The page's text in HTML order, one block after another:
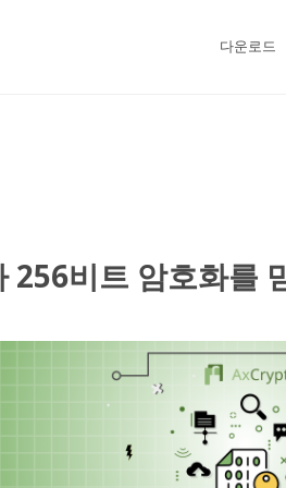
다운로드
256비트 암호화를